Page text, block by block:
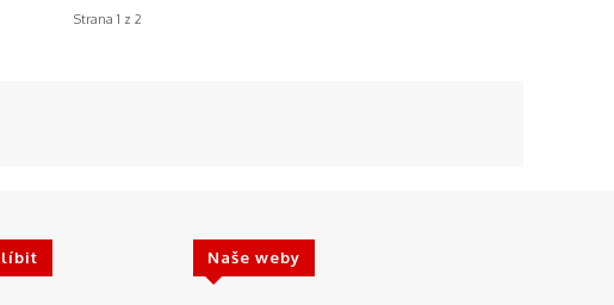
Strana 1 z 2
líbit Naše weby